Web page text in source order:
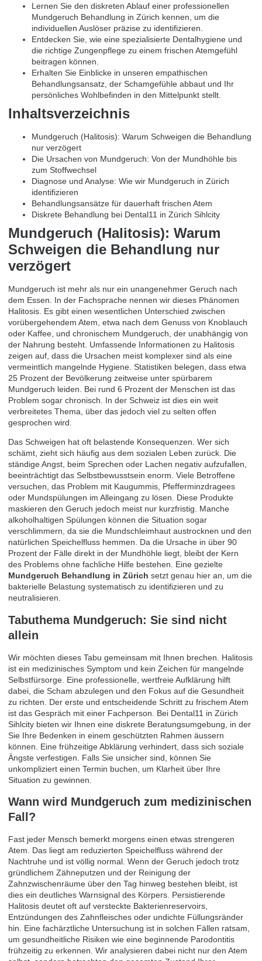
Lernen Sie den diskreten Ablauf einer professionellen
Mundgeruch Behandlung in Zürich kennen, um die
individuellen Auslöser präzise zu identifizieren.
Entdecken Sie, wie eine spezialisierte Dentalhygiene und
die richtige Zungenpflege zu einem frischen Atemgefühl
beitragen können.
Erhalten Sie Einblicke in unseren empathischen
Behandlungsansatz, der Schamgefühle abbaut und Ihr
persönliches Wohlbefinden in den Mittelpunkt stellt.
Inhaltsverzeichnis
Mundgeruch (Halitosis): Warum Schweigen die Behandlung
nur verzögert
Die Ursachen von Mundgeruch: Von der Mundhöhle bis
zum Stoffwechsel
Diagnose und Analyse: Wie wir Mundgeruch in Zürich
identifizieren
Behandlungsansätze für dauerhaft frischen Atem
Diskrete Behandlung bei Dental11 in Zürich Sihlcity
Mundgeruch (Halitosis): Warum
Schweigen die Behandlung nur
verzögert
Mundgeruch ist mehr als nur ein unangenehmer Geruch nach
dem Essen. In der Fachsprache nennen wir dieses Phänomen
Halitosis. Es gibt einen wesentlichen Unterschied zwischen
vorübergehendem Atem, etwa nach dem Genuss von Knoblauch
oder Kaffee, und chronischem Mundgeruch, der unabhängig von
der Nahrung besteht. Umfassende Informationen zu Halitosis
zeigen auf, dass die Ursachen meist komplexer sind als eine
vermeintlich mangelnde Hygiene. Statistiken belegen, dass etwa
25 Prozent der Bevölkerung zeitweise unter spürbarem
Mundgeruch leiden. Bei rund 6 Prozent der Menschen ist das
Problem sogar chronisch. In der Schweiz ist dies ein weit
verbreitetes Thema, über das jedoch viel zu selten offen
gesprochen wird.
Das Schweigen hat oft belastende Konsequenzen. Wer sich
schämt, zieht sich häufig aus dem sozialen Leben zurück. Die
ständige Angst, beim Sprechen oder Lachen negativ aufzufallen,
beeinträchtigt das Selbstbewusstsein enorm. Viele Betroffene
versuchen, das Problem mit Kaugummis, Pfefferminzdragees
oder Mundspülungen im Alleingang zu lösen. Diese Produkte
maskieren den Geruch jedoch meist nur kurzfristig. Manche
alkoholhaltigen Spülungen können die Situation sogar
verschlimmern, da sie die Mundschleimhaut austrocknen und den
natürlichen Speichelfluss hemmen. Da die Ursache in über 90
Prozent der Fälle direkt in der Mundhöhle liegt, bleibt der Kern
des Problems ohne fachliche Hilfe bestehen. Eine gezielte
Mundgeruch Behandlung in Zürich setzt genau hier an, um die
bakterielle Belastung systematisch zu identifizieren und zu
neutralisieren.
Tabuthema Mundgeruch: Sie sind nicht
allein
Wir möchten dieses Tabu gemeinsam mit Ihnen brechen. Halitosis
ist ein medizinisches Symptom und kein Zeichen für mangelnde
Selbstfürsorge. Eine professionelle, wertfreie Aufklärung hilft
dabei, die Scham abzulegen und den Fokus auf die Gesundheit
zu richten. Der erste und entscheidende Schritt zu frischem Atem
ist das Gespräch mit einer Fachperson. Bei Dental11 in Zürich
Sihlcity bieten wir Ihnen eine diskrete Beratungsumgebung, in der
Sie Ihre Bedenken in einem geschützten Rahmen äussern
können. Eine frühzeitige Abklärung verhindert, dass sich soziale
Ängste verfestigen. Falls Sie unsicher sind, können Sie
unkompliziert einen Termin buchen , um Klarheit über Ihre
Situation zu gewinnen.
Wann wird Mundgeruch zum medizinischen
Fall?
Fast jeder Mensch bemerkt morgens einen etwas strengeren
Atem. Das liegt am reduzierten Speichelfluss während der
Nachtruhe und ist völlig normal. Wenn der Geruch jedoch trotz
gründlichem Zähneputzen und der Reinigung der
Zahnzwischenräume über den Tag hinweg bestehen bleibt, ist
dies ein deutliches Warnsignal des Körpers. Persistierende
Halitosis deutet oft auf versteckte Bakterienreservoirs,
Entzündungen des Zahnfleisches oder undichte Füllungsränder
hin. Eine fachärztliche Untersuchung ist in solchen Fällen ratsam,
um gesundheitliche Risiken wie eine beginnende Parodontitis
frühzeitig zu erkennen. Wir analysieren dabei nicht nur den Atem